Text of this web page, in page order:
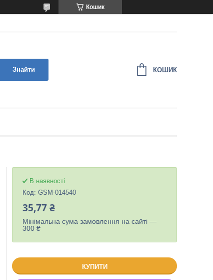
Кошик
Знайти КОШИК
В наявності
Код: GSM-014540
35,77 ₴
Мінімальна сума замовлення на сайті —
300 ₴
КУПИТИ